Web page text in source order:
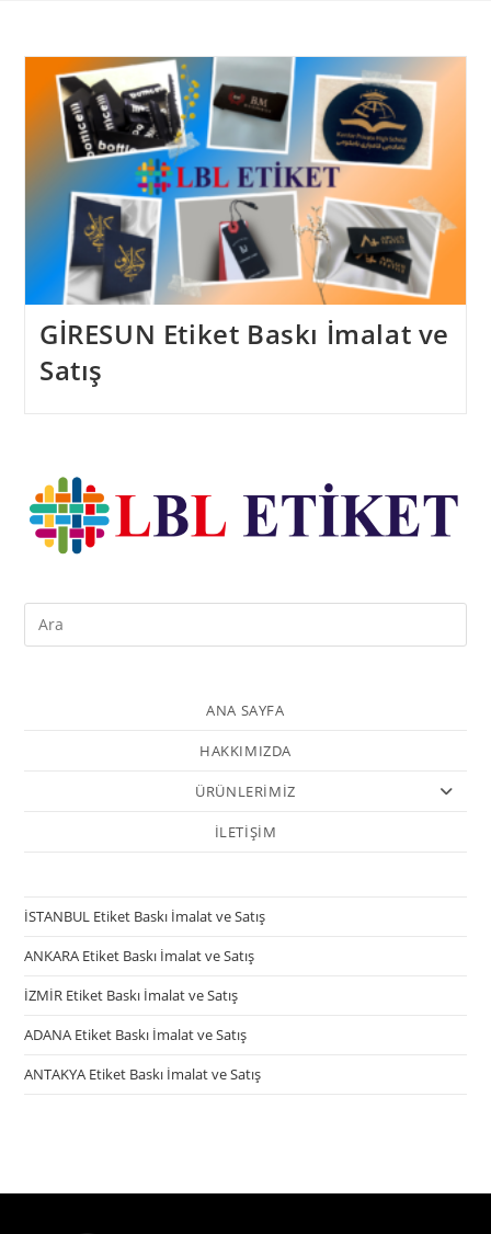
GİRESUN Etiket Baskı İmalat ve
Satış
ANA SAYFA
HAKKIMIZDA
ÜRÜNLERİMİZ
İLETİŞİM
İSTANBUL Etiket Baskı İmalat ve Satış
ANKARA Etiket Baskı İmalat ve Satış
İZMİR Etiket Baskı İmalat ve Satış
ADANA Etiket Baskı İmalat ve Satış
ANTAKYA Etiket Baskı İmalat ve Satış